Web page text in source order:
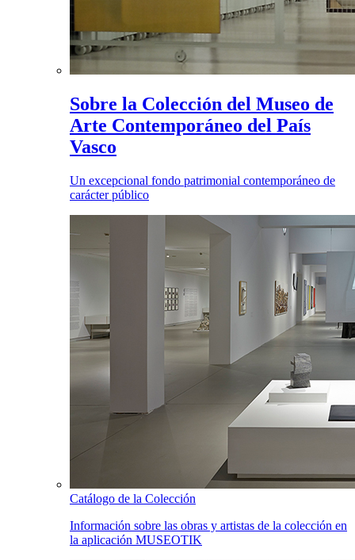
Sobre la Colección del Museo de
Arte Contemporáneo del País
Vasco
Un excepcional fondo patrimonial contemporáneo de
carácter público
Catálogo de la Colección
Información sobre las obras y artistas de la colección en
la aplicación MUSEOTIK